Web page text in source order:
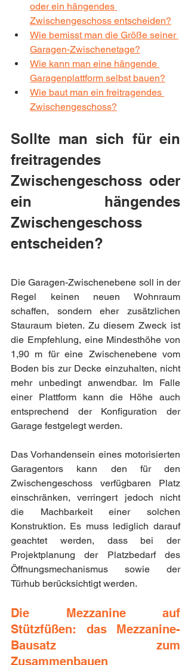
oder ein hängendes
Zwischengeschoss entscheiden?
Wie bemisst man die Größe seiner
Garagen-Zwischenetage?
Wie kann man eine hängende
Garagenplattform selbst bauen?
Wie baut man ein freitragendes
Zwischengeschoss?
Sollte man sich für ein
freitragendes
Zwischengeschoss oder
ein hängendes
Zwischengeschoss
entscheiden?
Die Garagen-Zwischenebene soll in der
Regel keinen neuen Wohnraum
schaffen, sondern eher zusätzlichen
Stauraum bieten. Zu diesem Zweck ist
die Empfehlung, eine Mindesthöhe von
1,90 m für eine Zwischenebene vom
Boden bis zur Decke einzuhalten, nicht
mehr unbedingt anwendbar. Im Falle
einer Plattform kann die Höhe auch
entsprechend der Konfiguration der
Garage festgelegt werden.
Das Vorhandensein eines motorisierten
Garagentors kann den für den
Zwischengeschoss verfügbaren Platz
einschränken, verringert jedoch nicht
die Machbarkeit einer solchen
Konstruktion. Es muss lediglich darauf
geachtet werden, dass bei der
Projektplanung der Platzbedarf des
Öffnungsmechanismus sowie der
Türhub berücksichtigt werden.
Die Mezzanine auf
Stützfüßen: das Mezzanine-
Bausatz zum
Zusammenbauen